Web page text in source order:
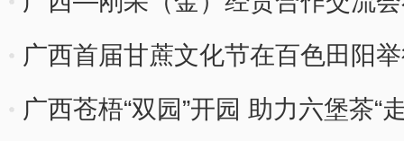
广西首届甘蔗文化节在百色田阳
广西苍梧“双园”开园 助力六堡茶“